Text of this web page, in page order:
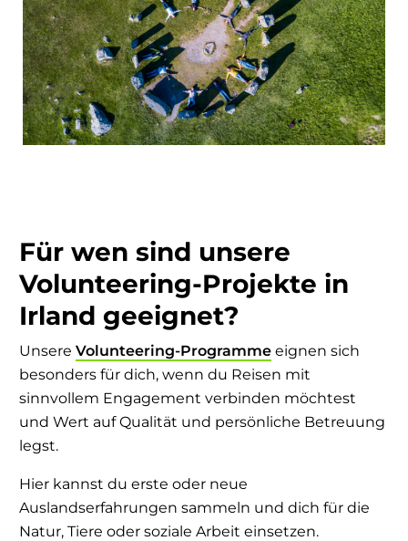
Für wen sind unsere
Volunteering-Projekte in
Irland geeignet?
Unsere Volunteering-Programme eignen sich
besonders für dich, wenn du Reisen mit
sinnvollem Engagement verbinden möchtest
und Wert auf Qualität und persönliche Betreuung
legst.
Hier kannst du erste oder neue
Auslandserfahrungen sammeln und dich für die
Natur, Tiere oder soziale Arbeit einsetzen.